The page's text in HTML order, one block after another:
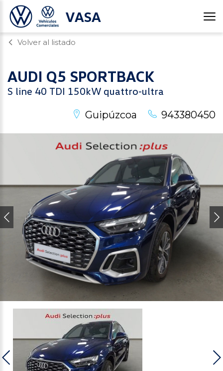
VASA
Volver al listado
AUDI Q5 SPORTBACK
S line 40 TDI 150kW quattro-ultra
Guipúzcoa
943380450